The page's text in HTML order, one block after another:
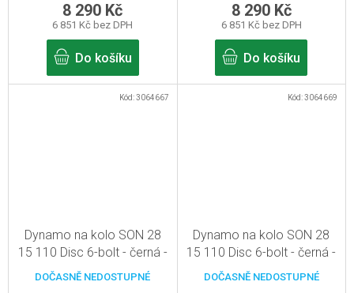
6 851 Kč bez DPH
8 290 Kč
Do košíku
6 851 Kč bez DPH
8 290 Kč
Do košíku
Dynamo na kolo SON 28
15 110 Disc 6-bolt - černá -
32d, pevná osa
DOČASNĚ NEDOSTUPNÉ
Kód:3064667
Dynamo na kolo SON 28
15 110 Disc 6-bolt - černá -
36d, pevná osa
DOČASNĚ NEDOSTUPNÉ
Kód:3064669